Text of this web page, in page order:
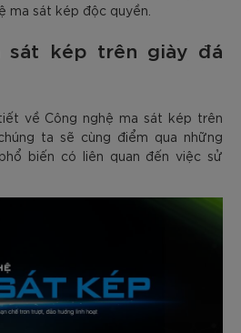
ma sát kép độc quyền.
sát kép trên giày đá
về Công nghệ ma sát kép trên
ta sẽ cùng điểm qua những
biến có liên quan đến việc sử